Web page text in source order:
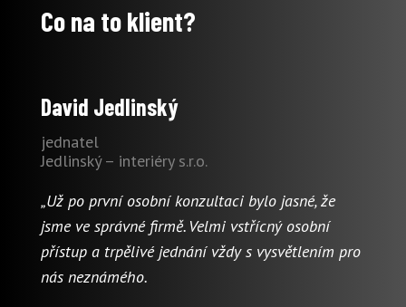
Co na to klient?
David Jedlinský
jednatel
Jedlinský – interiéry s.r.o.
„Už po první osobní konzultaci bylo jasné, že
jsme ve správné firmě. Velmi vstřícný osobní
přístup a trpělivé jednání vždy s vysvětlením pro
nás neznámého.